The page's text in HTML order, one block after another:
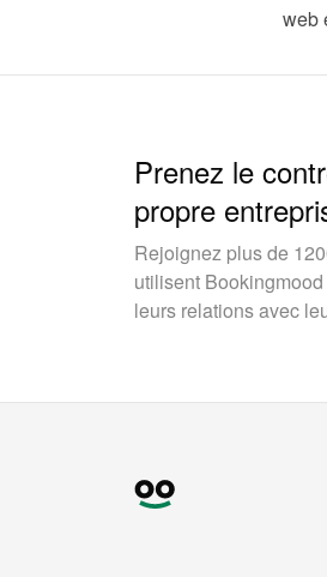
web
Prenez le
propre
Rejoignez plus de
utilisent
leurs relations avec